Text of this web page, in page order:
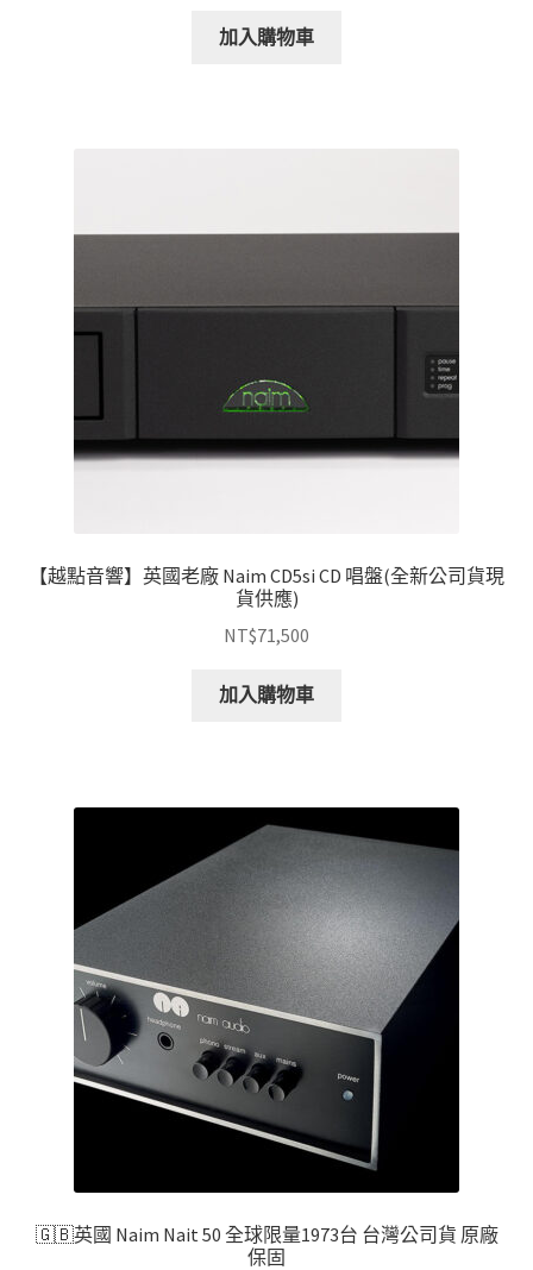
加入購物車
【越點音響】英國老廠 Naim CD5si CD 唱盤(全新公司貨現
貨供應)
NT$71,500
加入購物車
🇬🇧英國 Naim Nait 50 全球限量1973台 台灣公司貨 原廠
保固